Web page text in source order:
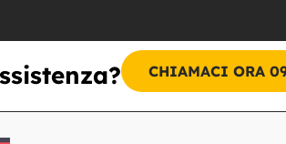
CHIAMACI ORA